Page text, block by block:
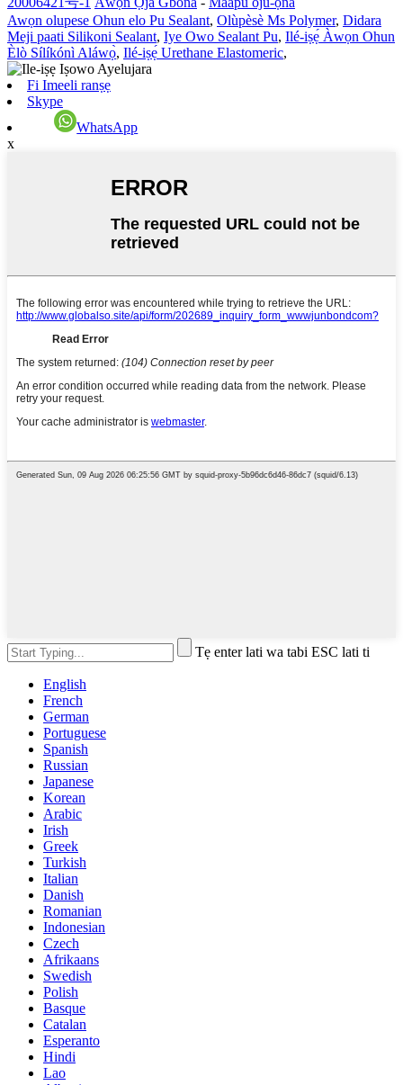
Awọn olupese Ohun elo Pu Sealant, Olùpèsè Ms Polymer, Didara
Meji paati Silikoni Sealant, Iye Owo Sealant Pu, Ilé-iṣẹ́ Àwọn Ohun
Èlò Sílíkónì Aláwọ̀, Ilé-iṣẹ́ Urethane Elastomeric,
Fi Imeeli ranṣẹ
Skype
WhatsApp
x
Tẹ enter lati wa tabi ESC lati ti
English
French
German
Portuguese
Spanish
Russian
Japanese
Korean
Arabic
Irish
Greek
Turkish
Italian
Danish
Romanian
Indonesian
Czech
Afrikaans
Swedish
Polish
Basque
Catalan
Esperanto
Hindi
Lao